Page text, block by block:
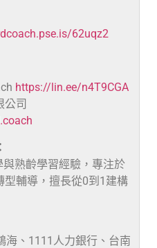
62uqz2
https://lin.ee/n4T9CGA
司
熟齡學習經驗，專注於
型輔導，擅長從0到1建構
海、1111人力銀行、台南